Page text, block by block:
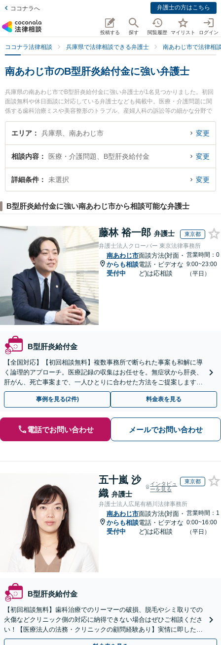
ココナラへ 弁護士の方はこちら
投稿する 探す 閲覧履歴 マイリスト ログイン
ココナラ法律相談 兵庫県で法律相談できる弁護士 南あわじ市で法律相
南あわじ市のB型肝炎給付金に強い弁護士
兵庫県の南あわじ市でB型肝炎給付金に強い弁護士が1名見つかりました。初回
面談無料や休日面談に対応している弁護士なども掲載中。医療・介護問題に関
係する歯科治療ミスや美容整形のトラブル、産婦人科の訴訟等の細かな分野で
の絞り込み検索もでき便利です。特にあわじみらい法律会計事務所の河津 昂輝
弁護士のプロフィール情報や弁護士費用、強みなどが注目されています。『南
あわじ市で土日や夜間に発生したB型肝炎給付金のトラブルを今すぐに弁護士に
したい』『初回相談無料でB型肝炎給付金を法律相談できる南あわじ市内の弁護
士に相談予約したい』などでお困りの相談者さんにおすすめです。
エリア 兵庫県、南あわじ市 変更
相談内容 医療・介護問題、B型肝炎給付金 変更
詳細条件 未選択 変更
B型肝炎給付金に強い南あわじ市から相談可能な弁護士
藤林 裕一郎 弁護士 東京都
弁護士法人クローバー 東京法律事務所
南あわじ市
からも相談
受付中
面談方法(対面・
電話・ビデオな
ど)は応相談
営業時間：0
9:00~23:00
（平日）
B型肝炎給付金
【全国対応】【初回相談無料】複数事務所で断られた事案も和解に導
く論理的アプローチ。医療記録の収集はお任せを。無症状から肝炎、
肝がん、死亡事案まで、一人ひとりに合わせた方法をご提案します。
手続きの負担を減らし、権利を守ります。
事例を見る(2件) 料金表を見る
電話でお問い合わせ メールでお問い合わせ
五十嵐 沙
織 弁護士
インタビュ
ーを見る
東京都
弁護士法人広尾有栖川法律事務所
南あわじ市
からも相談
受付中
面談方法(対面・
電話・ビデオな
ど)は応相談
営業時間：1
0:00~16:00
（平日）
B型肝炎給付金
【初回相談無料】歯科治療でのリーマーの破損、脱毛やシミ取りでの
火傷などクリニック側の対応に納得できない場合はぜひご相談くださ
い！【医療法人の法務・クリニックの顧問経験あり】実情に即したア
ドバイスで、納得のできるトラブルの解決を目指します。